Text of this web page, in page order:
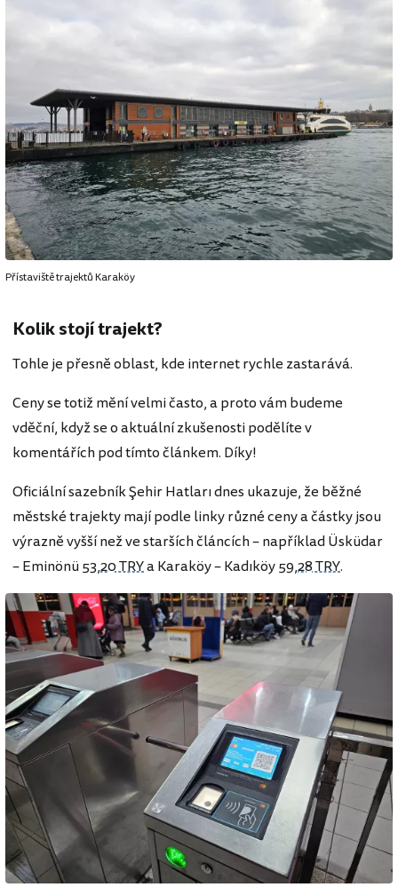
Přístaviště trajektů Karaköy
Kolik stojí trajekt?
Tohle je přesně oblast, kde internet rychle zastarává.
Ceny se totiž mění velmi často, a proto vám budeme
vděční, když se o aktuální zkušenosti podělíte v
komentářích pod tímto článkem. Díky!
Oficiální sazebník Şehir Hatları dnes ukazuje, že běžné
městské trajekty mají podle linky různé ceny a částky jsou
výrazně vyšší než ve starších článcích – například Üsküdar
– Eminönü53,20 TRYa Karaköy – Kadıköy59,28 TRY.